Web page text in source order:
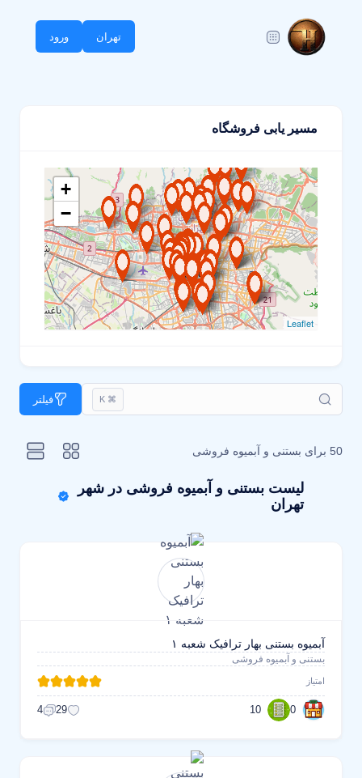
تهران ورود
مسیر یابی فروشگاه
7
5
5
8
4
20
+
−
Leaflet
⌘ K فیلتر
50 برای بستنی و آبمیوه فروشی
لیست بستنی و آبمیوه فروشی در شهر
تهران
آبمیوه بستنی بهار ترافیک شعبه ۱
بستنی و آبمیوه فروشی
امتیاز
0
10
29
4